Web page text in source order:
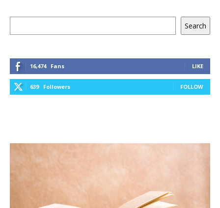
Search
16,474 Fans LIKE
639 Followers FOLLOW